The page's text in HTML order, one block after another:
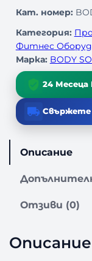
о
з
а
Ф
Т
Н
Е
С
Р
Д
А
М
Кат. номер:
Категория:
Фитнес
Марка: BODY
24 Месеца
Свържете
Описание
Отзиви (0)
Описание